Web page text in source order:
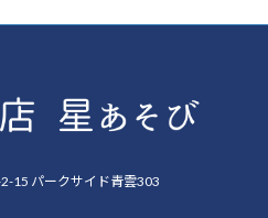
15 パークサイド青雲303